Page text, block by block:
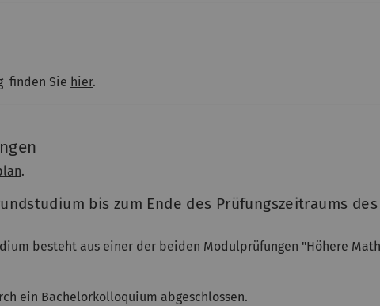
finden Sie hier.
.
bis zum Ende des Prüfungszeitraums
besteht aus einer der beiden Modulprüfungen "Höhere
ein Bachelorkolloquium abgeschlossen.